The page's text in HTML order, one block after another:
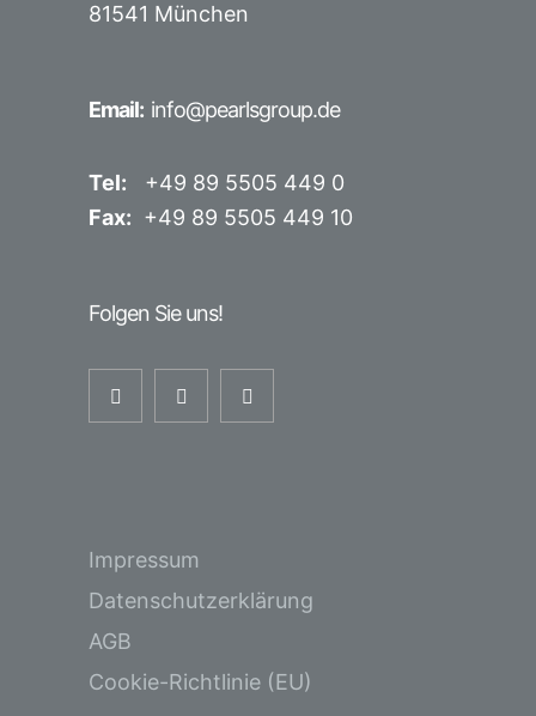
81541 München
Email: info@pearlsgroup.de
Tel: +49 89 5505 449 0
Fax: +49 89 5505 449 10
Folgen Sie uns!
Impressum
Datenschutzerklärung
AGB
Cookie-Richtlinie (EU)